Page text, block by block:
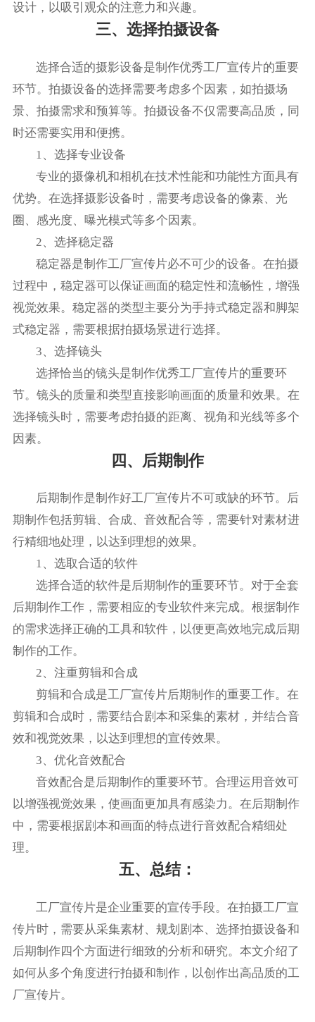
设计，以吸引观众的注意力和兴趣。
三、选择拍摄设备
选择合适的摄影设备是制作优秀工厂宣传片的重要
环节。拍摄设备的选择需要考虑多个因素，如拍摄场
景、拍摄需求和预算等。拍摄设备不仅需要高品质，同
时还需要实用和便携。
1、选择专业设备
专业的摄像机和相机在技术性能和功能性方面具有
优势。在选择摄影设备时，需要考虑设备的像素、光
圈、感光度、曝光模式等多个因素。
2、选择稳定器
稳定器是制作工厂宣传片必不可少的设备。在拍摄
过程中，稳定器可以保证画面的稳定性和流畅性，增强
视觉效果。稳定器的类型主要分为手持式稳定器和脚架
式稳定器，需要根据拍摄场景进行选择。
3、选择镜头
选择恰当的镜头是制作优秀工厂宣传片的重要环
节。镜头的质量和类型直接影响画面的质量和效果。在
选择镜头时，需要考虑拍摄的距离、视角和光线等多个
因素。
四、后期制作
后期制作是制作好工厂宣传片不可或缺的环节。后
期制作包括剪辑、合成、音效配合等，需要针对素材进
行精细地处理，以达到理想的效果。
1、选取合适的软件
选择合适的软件是后期制作的重要环节。对于全套
后期制作工作，需要相应的专业软件来完成。根据制作
的需求选择正确的工具和软件，以便更高效地完成后期
制作的工作。
2、注重剪辑和合成
剪辑和合成是工厂宣传片后期制作的重要工作。在
剪辑和合成时，需要结合剧本和采集的素材，并结合音
效和视觉效果，以达到理想的宣传效果。
3、优化音效配合
音效配合是后期制作的重要环节。合理运用音效可
以增强视觉效果，使画面更加具有感染力。在后期制作
中，需要根据剧本和画面的特点进行音效配合精细处
理。
五、总结：
工厂宣传片是企业重要的宣传手段。在拍摄工厂宣
传片时，需要从采集素材、规划剧本、选择拍摄设备和
后期制作四个方面进行细致的分析和研究。本文介绍了
如何从多个角度进行拍摄和制作，以创作出高品质的工
厂宣传片。